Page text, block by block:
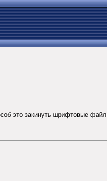
это закинуть шрифтовые